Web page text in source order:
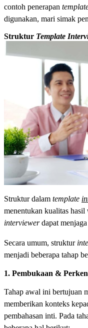
contoh penerapan
digunakan, mari simak
Struktur Template
Struktur dalam template
menentukan kualitas
interviewerdapat
Secara umum, struktur
menjadi beberapa tahap
1. Pembukaan &
Tahap awal ini bertujuan
memberikan konteks
pembahasan inti. Pada